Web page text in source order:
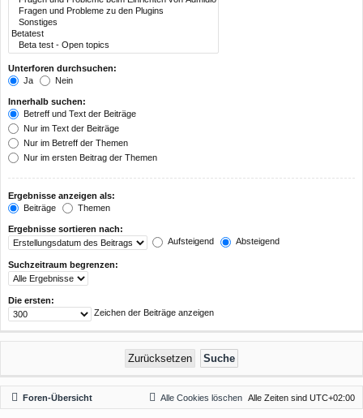
Unterforen durchsuchen:
Ja
Nein
Innerhalb suchen:
Betreff und Text der Beiträge
Nur im Text der Beiträge
Nur im Betreff der Themen
Nur im ersten Beitrag der Themen
Ergebnisse anzeigen als:
Beiträge
Themen
Ergebnisse sortieren nach:
Aufsteigend
Absteigend
Suchzeitraum begrenzen:
Die ersten:
Zeichen der Beiträge anzeigen
Foren-Übersicht Alle Zeiten sind UTC+02:00
Alle Cookies löschen